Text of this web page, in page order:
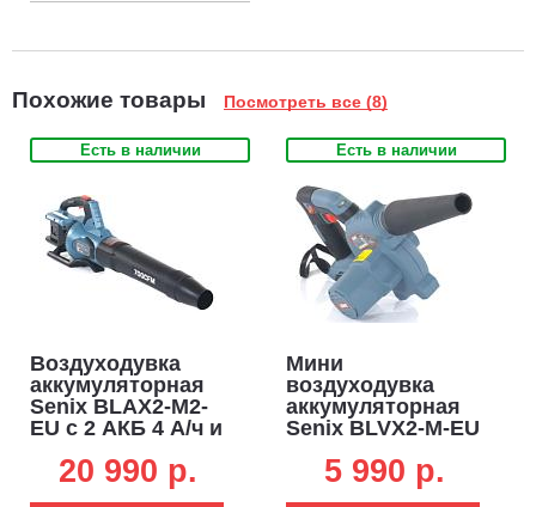
Похожие товары Посмотреть все (8)
Есть в наличии
Воздуходувка
аккумуляторная
Senix BLAX2-M2-
EU с 2 АКБ 4 А/ч и
BL, 60 м/с, 1200
20 990 p.
Есть в наличии
Мини
воздуходувка
аккумуляторная
Senix BLVX2-M-EU
(PRC, 20В, 32-44-
88 м/с, 120 м3/ч,
5 990 p.